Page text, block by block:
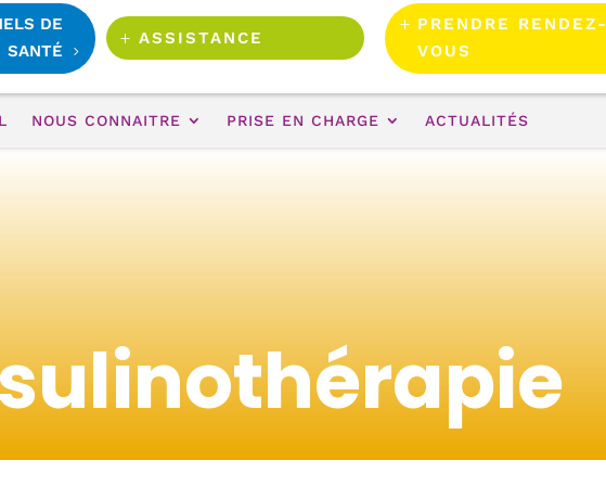
DE
SANTÉ
ASSISTANCE
PRENDRE RENDEZ-
VOUS
NOUS CONNAITRE PRISE EN CHARGE ACTUALITÉS